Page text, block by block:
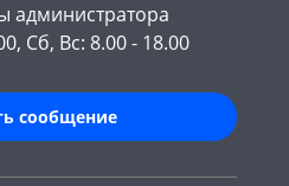
администратора
Сб, Вс: 8.00 - 18.00
сообщение